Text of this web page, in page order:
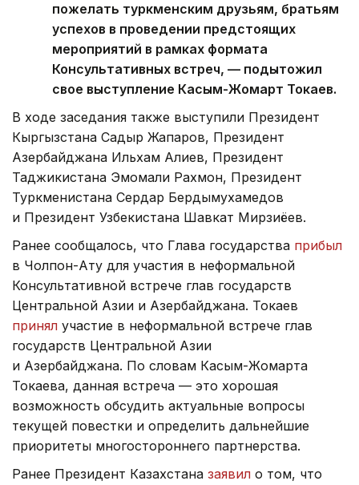
пожелать туркменским друзьям, братьям
успехов в проведении предстоящих
мероприятий в рамках формата
Консультативных встреч, — подытожил
свое выступление Касым-Жомарт Токаев.
В ходе заседания также выступили Президент
Кыргызстана Садыр Жапаров, Президент
Азербайджана Ильхам Алиев, Президент
Таджикистана Эмомали Рахмон, Президент
Туркменистана Сердар Бердымухамедов
и Президент Узбекистана Шавкат Мирзиёев.
Ранее сообщалось, что Глава государства прибыл
в Чолпон-Ату для участия в неформальной
Консультативной встрече глав государств
Центральной Азии и Азербайджана. Токаев
принял участие в неформальной встрече глав
государств Центральной Азии
и Азербайджана. По словам Касым-Жомарта
Токаева, данная встреча — это хорошая
возможность обсудить актуальные вопросы
текущей повестки и определить дальнейшие
приоритеты многостороннего партнерства.
Ранее Президент Казахстана заявил о том, что